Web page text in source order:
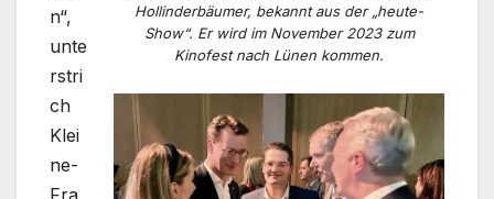
Hollinderbäumer, bekannt aus der „heute-
Show“. Er wird im November 2023 zum
Kinofest nach Lünen kommen.
n“,
unte
rstri
ch
Klei
ne-